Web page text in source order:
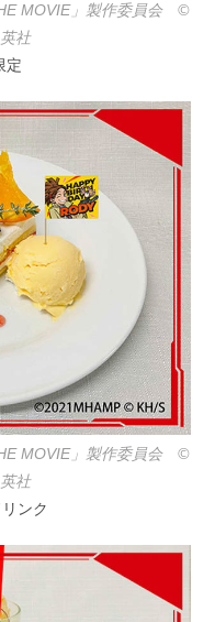
MOVIE」製作委員会 ©️
社
定
MOVIE」製作委員会 ©️
社
ンク